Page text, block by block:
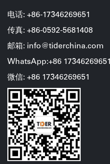
电话: +86-17346269651
传真: +86-0592-5681408
邮箱: info@tiderchina.com
WhatsApp:+86 17346269651
微信: +86 17346269651